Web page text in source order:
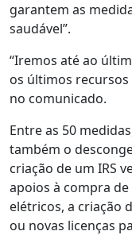
garantem as
saudável”.
“Iremos até ao
os últimos
no comunicado.
Entre as 50
também o
criação de um IRS
apoios à compra
elétricos, a criação
ou novas licenças